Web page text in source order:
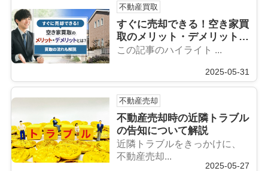
不動産買取
すぐに売却できる！空き家買
取のメリット・デメリットと
は？買取の流れも解説
この記事のハイライト ...
2025-05-31
不動産売却
不動産売却時の近隣トラブル
の告知について解説
近隣トラブルをきっかけに、
不動産売却...
2025-05-27